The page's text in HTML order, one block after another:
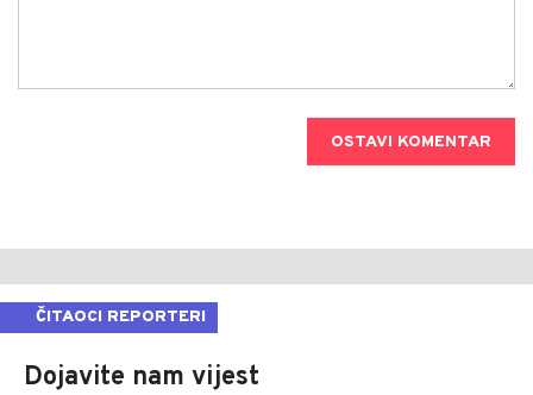
OSTAVI KOMENTAR
ČITAOCI REPORTERI
Dojavite nam vijest